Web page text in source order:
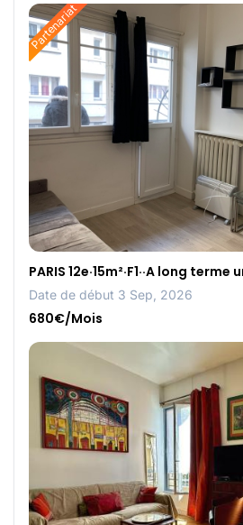
Partenariat
PARIS 12e·15m²·F1··A long
Date de début 3 Sep, 2026
680€/Mois